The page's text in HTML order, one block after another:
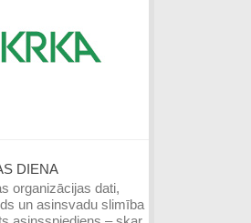
DIENA
organizācijas dati,
un asinsvadu slimība